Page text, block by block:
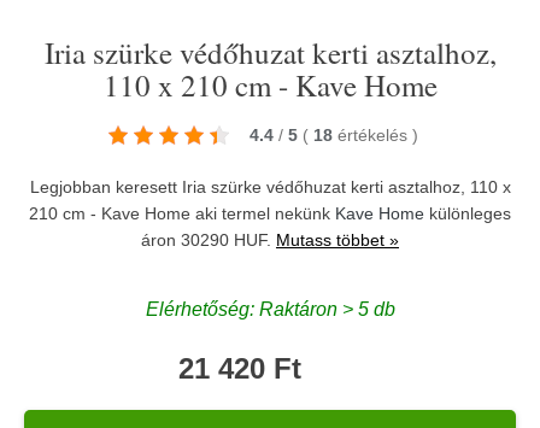
Iria szürke védőhuzat kerti asztalhoz,
110 x 210 cm - Kave Home
4.4 / 5 ( 18 értékelés )
Legjobban keresett Iria szürke védőhuzat kerti asztalhoz, 110 x
210 cm - Kave Home aki termel nekünk Kave Home különleges
áron 30290 HUF. Mutass többet »
Elérhetőség: Raktáron > 5 db
21 420 Ft